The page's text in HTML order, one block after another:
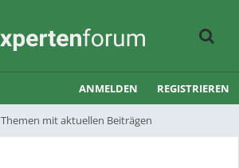
Themen mit aktuellen Beiträgen
ANMELDEN REGISTRIEREN